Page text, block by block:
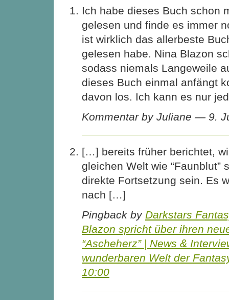
Ich habe dieses Buch schon
gelesen und finde es immer
ist wirklich das allerbeste
gelesen habe. Nina Blazon
sodass niemals Langeweile
dieses Buch einmal anfängt
davon los. Ich kann es nur
Kommentar by Juliane — 9.
[…] bereits früher berichtet,
gleichen Welt wie “Faunblut”
direkte Fortsetzung sein. Es
nach […]
Pingback by Darkstars
Blazon spricht über ihren
“Ascheherz” | News &
wunderbaren Welt der
10:00